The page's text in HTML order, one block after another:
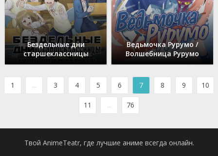
Бездельные дни
старшеклассницы
Ведьмочка Рурумо /
Волшебница Рурумо
1 ... 3 4 5 6 7 8 9 10
11 ... 76
Твой AnimeTeatr, где лучшие аниме всегда онлайн.